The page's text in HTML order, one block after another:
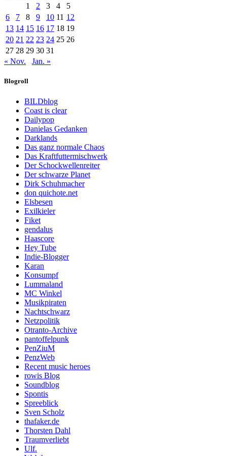
1
2 3 4
5
6
7 8 9 10 11 12
13 14 15 16 17 18 19
20 21 22 23 24 25 26
27 28 29 30 31
« Nov.
Jan. »
Blogroll
BILDblog
Coast is clear
Dailypop
Danielas Gedanken
Darklands
Das ganz normale Chaos
Das Kraftfuttermischwerk
Der Schockwellenreiter
Der schwarze Planet
Dirk Schuhmacher
don quichote.net
Elsbesen
Exilkieler
Fiket
gendalus
Haascore
Hey Tube
Indie-Blogger
Karan
Konsumpf
Lummaland
MC Winkel
Musikpiraten
Nachtschwarz
Netzpolitik
Otranto-Archive
pantoffelpunk
PenZiuM
PenzWeb
Recent music heroes
rowis Blog
Soundblog
Spontis
Spreeblick
Sven Scholz
thafaker.de
Thorsten Dahl
Traumverliebt
Ulf.